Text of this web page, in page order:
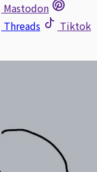
Mastodon
Threads
Tiktok